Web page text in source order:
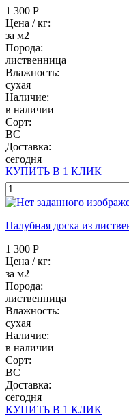
1 300 Р
Цена / кг:
за м2
Порода:
лиственница
Влажность:
сухая
Наличие:
в наличии
Сорт:
BC
Доставка:
сегодня
КУПИТЬ В 1 КЛИК
Палубная доска из
1 300 Р
Цена / кг:
за м2
Порода:
лиственница
Влажность:
сухая
Наличие:
в наличии
Сорт:
BC
Доставка:
сегодня
КУПИТЬ В 1 КЛИК